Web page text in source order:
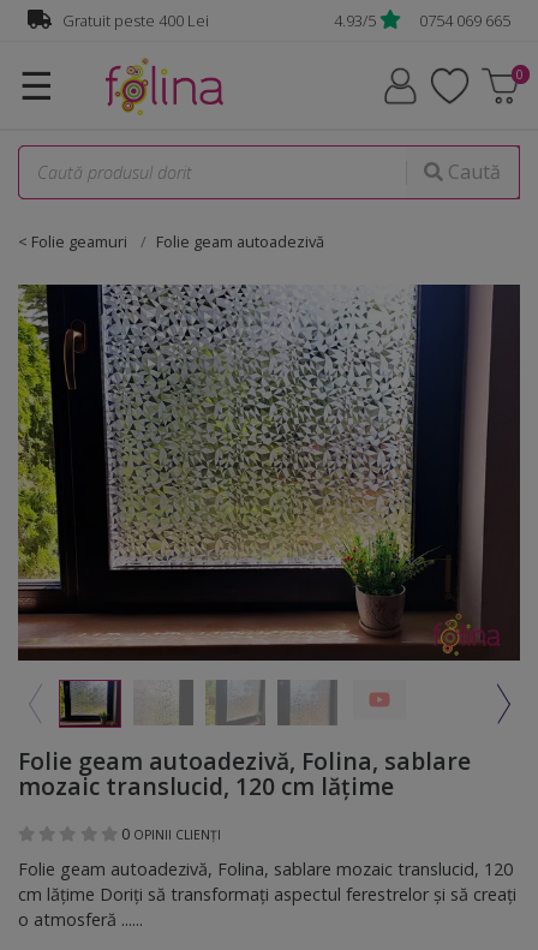
Gratuit peste 400 Lei 4.93/5 0754 069 665
☰
Caută
< Folie geamuri Folie geam autoadezivă
Folie geam autoadezivă, Folina, sablare
mozaic translucid, 120 cm lăţime
0 OPINII CLIENȚI
Folie geam autoadezivă, Folina, sablare mozaic translucid, 120
cm lăţime Doriţi să transformați aspectul ferestrelor și să creați
o atmosferă ......